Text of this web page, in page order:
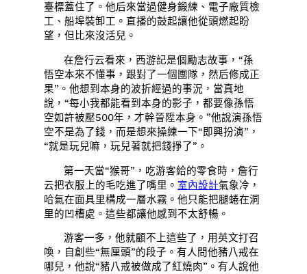
臺標蓋住了。他后來當過健身鍛練、電子廠質檢
工、船埠裝卸工。直播的鼓起讓他從頭燃起盼
望，但比來沒活兒。
在詹行云看來，西游記是個勵志故事，“孫
悟空本來不懂事，跟對了一個團隊，然后修成正
果”。他想到本身的波折經過的事況，當真地
說，“每小我都能看到本身的影子，都要像孫悟
空如許被壓500年，才幹晉陞本身。”他說演孫悟
空不是為了錢，而是想來操練一下“即興扮演”，
“就是玩兒嘛，玩兒著就把錢掙了”。
第一天當“猴哥”，吃游客給的零食時，詹行
云把衣服上的毛吃進了嘴里。 室內設計氣象冷，
哈氣在面具里構成一層水霧。他只能把腿蜷在洞
里的凹槽處。這些都讓他感到不太舒暢。
游客一多，他就顧不上這些了，用英文打召
喚，自創些“無厘頭”的段子。有人問他豬八戒在
哪兒，他說“豬八戒被做成了紅燒肉”。有人說他